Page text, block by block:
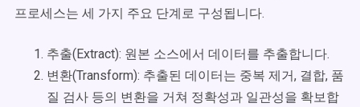
프로세스는 세 가지 주요 단계로 구성됩니다.
추출(Extract): 원본 소스에서 데이터를 추출합니다.
변환(Transform): 추출된 데이터는 중복 제거, 결합, 품
질 검사 등의 변환을 거쳐 정확성과 일관성을 확보합